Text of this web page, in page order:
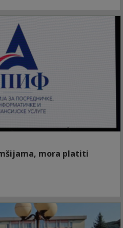
mora platiti